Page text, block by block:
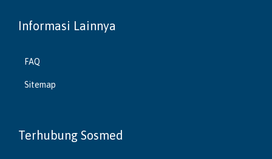
Informasi Lainnya
FAQ
Sitemap
Terhubung Sosmed